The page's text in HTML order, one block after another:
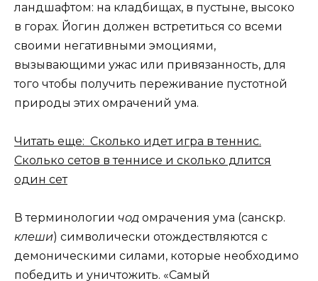
ландшафтом: на кладбищах, в пустыне, высоко
в горах. Йогин должен встретиться со всеми
своими негативными эмоциями,
вызывающими ужас или привязанность, для
того чтобы получить переживание пустотной
природы этих омрачений ума.
Читать еще: Сколько идет игра в теннис.
Сколько сетов в теннисе и сколько длится
один сет
В терминологии чод омрачения ума (санскр.
клеши) символически отождествляются с
демоническими силами, которые необходимо
победить и уничтожить. «Самый